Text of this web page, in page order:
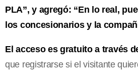
PLA”, y agregó: “En lo real,
los concesionarios y la
El acceso es gratuito a través
que registrarse si el visitante